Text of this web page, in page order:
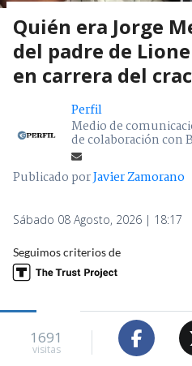
Quién era Jorge
del padre de
en carrera del
Perfil
Medio de
de colaboración con
Publicado porJavier Zamorano
Sábado 08 Agosto, 2026 | 18:17
Seguimos criterios de
1691
visitas